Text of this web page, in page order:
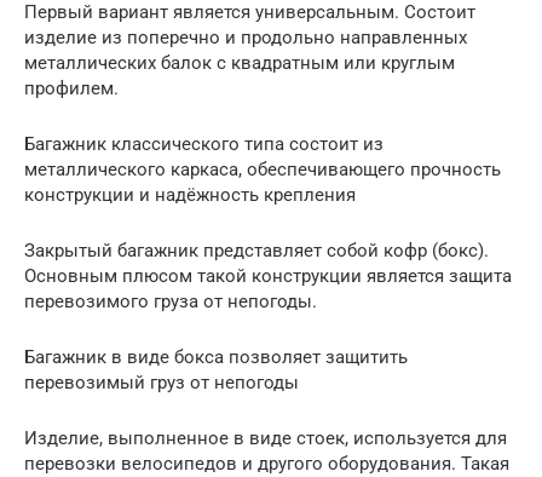
Первый вариант является универсальным. Состоит
изделие из поперечно и продольно направленных
металлических балок с квадратным или круглым
профилем.
Багажник классического типа состоит из
металлического каркаса, обеспечивающего прочность
конструкции и надёжность крепления
Закрытый багажник представляет собой кофр (бокс).
Основным плюсом такой конструкции является защита
перевозимого груза от непогоды.
Багажник в виде бокса позволяет защитить
перевозимый груз от непогоды
Изделие, выполненное в виде стоек, используется для
перевозки велосипедов и другого оборудования. Такая